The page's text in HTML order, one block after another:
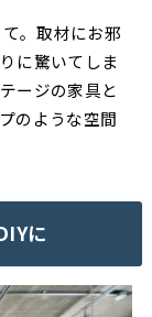
。取材にお邪
に驚いてしま
ージの家具と
のような空間
に